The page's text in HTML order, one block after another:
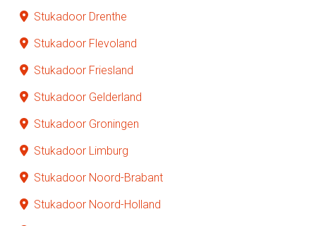
Stukadoor Drenthe
Stukadoor Flevoland
Stukadoor Friesland
Stukadoor Gelderland
Stukadoor Groningen
Stukadoor Limburg
Stukadoor Noord-Brabant
Stukadoor Noord-Holland